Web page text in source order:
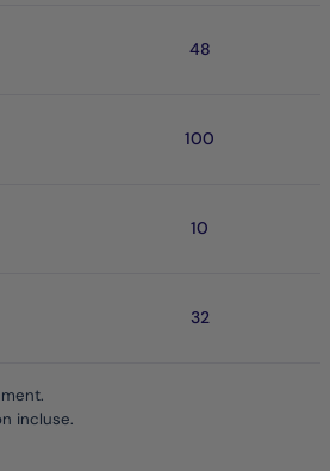
48
100
10
32
incluse.